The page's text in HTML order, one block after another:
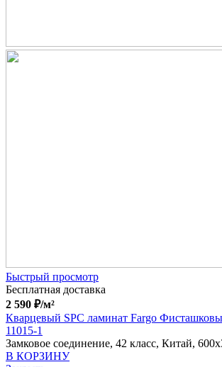
Быстрый просмотр
Бесплатная доставка
2 590 ₽/м²
Кварцевый SPC ламинат Fargo
11015-1
Замковое соединение, 42 класс, Китай,
В КОРЗИНУ